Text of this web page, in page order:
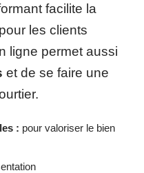
facilite la
les clients
ligne permet aussi
et de se faire une
: pour valoriser le bien